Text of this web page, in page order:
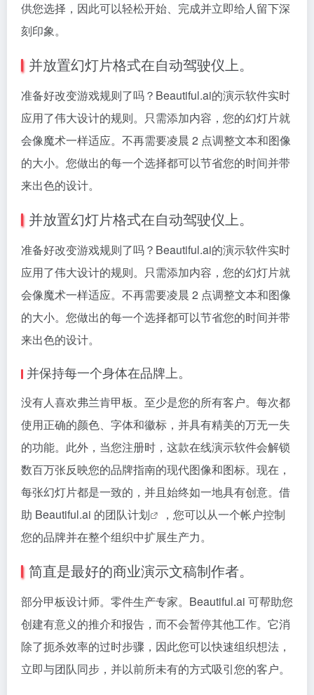
供您选择，因此可以轻松开始、完成并立即给人留下深
刻印象。
并放置幻灯片格式在自动驾驶仪上。
准备好改变游戏规则了吗？Beautiful.ai的演示软件实时
应用了伟大设计的规则。只需添加内容，您的幻灯片就
会像魔术一样适应。不再需要凌晨 2 点调整文本和图像
的大小。您做出的每一个选择都可以节省您的时间并带
来出色的设计。
并放置幻灯片格式在自动驾驶仪上。
准备好改变游戏规则了吗？Beautiful.ai的演示软件实时
应用了伟大设计的规则。只需添加内容，您的幻灯片就
会像魔术一样适应。不再需要凌晨 2 点调整文本和图像
的大小。您做出的每一个选择都可以节省您的时间并带
来出色的设计。
并保持每一个身体在品牌上。
没有人喜欢弗兰肯甲板。至少是您的所有客户。每次都
使用正确的颜色、字体和徽标，并具有精美的万无一失
的功能。此外，当您注册时，这款在线演示软件会解锁
数百万张反映您的品牌指南的现代图像和图标。现在，
每张幻灯片都是一致的，并且始终如一地具有创意。借
助 Beautiful.ai 的团队计划
，您可以从一个帐户控制
您的品牌并在整个组织中扩展生产力。
简直是最好的商业演示文稿制作者。
部分甲板设计师。零件生产专家。Beautiful.ai 可帮助您
创建有意义的推介和报告，而不会暂停其他工作。它消
除了扼杀效率的过时步骤，因此您可以快速组织想法，
立即与团队同步，并以前所未有的方式吸引您的客户。